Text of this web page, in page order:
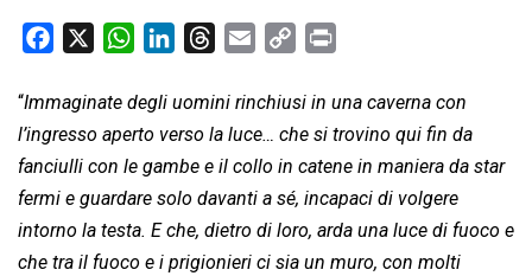
c
e
b
o
o
k
W
a
t
s
A
p
p
n
k
e
d
I
n
r
e
a
d
s
a
i
l
p
y
L
n
k
i
n
t
“Immaginate degli uomini rinchiusi in una caverna con
l’ingresso aperto verso la luce… che si trovino qui fin da
fanciulli con le gambe e il collo in catene in maniera da star
fermi e guardare solo davanti a sé, incapaci di volgere
intorno la testa. E che, dietro di loro, arda una luce di fuoco e
che tra il fuoco e i prigionieri ci sia un muro, con molti